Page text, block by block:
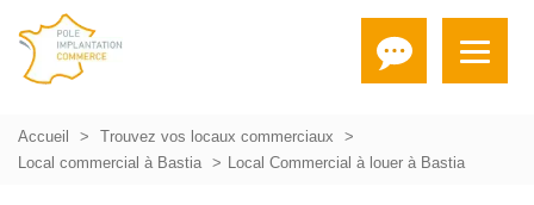
Accueil
Trouvez vos locaux commerciaux
Local commercial à Bastia
Local Commercial à louer à Bastia